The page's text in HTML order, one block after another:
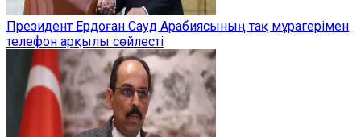
Президент Ердоған Сауд Арабиясының тақ мұрагерімен
телефон арқылы сөйлесті